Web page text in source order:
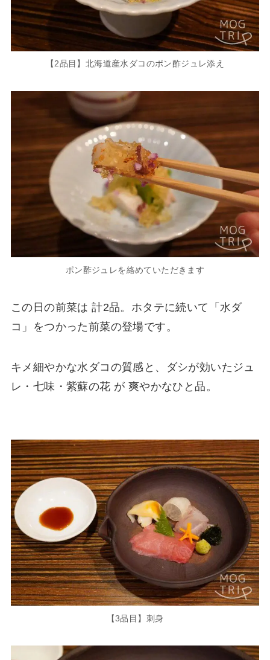
【2品目】北海道産水ダコのポン酢ジュレ添え
ポン酢ジュレを絡めていただきます
この日の前菜は 計2品。ホタテに続いて「水ダ
コ」をつかった前菜の登場です。
キメ細やかな水ダコの質感と、ダシが効いたジュ
レ・七味・紫蘇の花 が 爽やかなひと品。
【3品目】刺身